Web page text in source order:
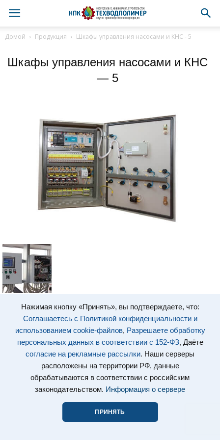
Нажимая кнопку «Принять», вы подтверждаете, что:
Соглашаетесь с Политикой конфиденциальности и
использованием cookie-файлов, Разрешаете обработку
персональных данных в соответствии с 152-ФЗ, Даёте
согласие на рекламные рассылки. Наши серверы
расположены на территории РФ, данные
обрабатываются в соответствии с российским
законодательством. Информация о сервере
ПРИНЯТЬ
Домой Продукция Шкафы управления насосами и КНС - 5
Шкафы управления насосами и КНС
— 5